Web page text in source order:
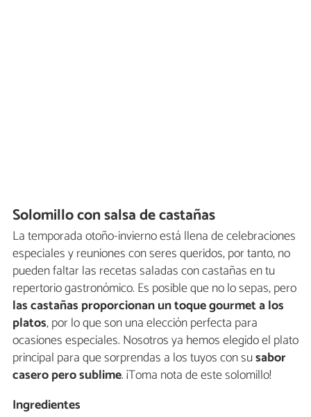
Solomillo con salsa de castañas
La temporada otoño-invierno está llena de celebraciones
especiales y reuniones con seres queridos, por tanto, no
pueden faltar las recetas saladas con castañas en tu
repertorio gastronómico. Es posible que no lo sepas, pero
las castañas proporcionan un toque gourmet a los
platos, por lo que son una elección perfecta para
ocasiones especiales. Nosotros ya hemos elegido el plato
principal para que sorprendas a los tuyos con susabor
casero pero sublime. ¡Toma nota de este solomillo!
Ingredientes